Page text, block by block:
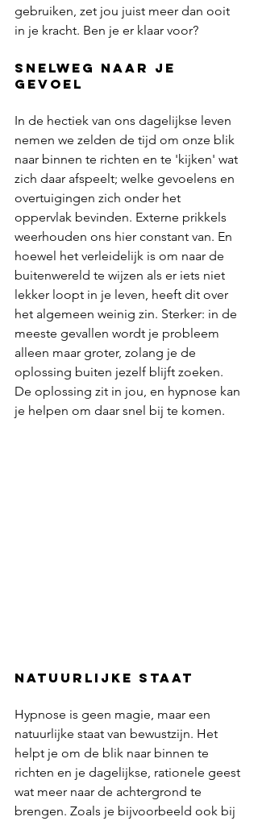
gebruiken, zet jou juist meer dan ooit
in je kracht. Ben je er klaar voor?
Snelweg naar je
gevoel
In de hectiek van ons dagelijkse leven
nemen we zelden de tijd om onze blik
naar binnen te richten en te 'kijken' wat
zich daar afspeelt; welke gevoelens en
overtuigingen zich onder het
oppervlak bevinden. Externe prikkels
weerhouden ons hier constant van. En
hoewel het verleidelijk is om naar de
buitenwereld te wijzen als er iets niet
lekker loopt in je leven, heeft dit over
het algemeen weinig zin. Sterker: in de
meeste gevallen wordt je probleem
alleen maar groter, zolang je de
oplossing buiten jezelf blijft zoeken.
De oplossing zit in jou, en hypnose kan
je helpen om daar snel bij te komen.
natuurlijke staat
Hypnose is geen magie, maar een
natuurlijke staat van bewustzijn. Het
helpt je om de blik naar binnen te
richten en je dagelijkse, rationele geest
wat meer naar de achtergrond te
brengen. Zoals je bijvoorbeeld ook bij